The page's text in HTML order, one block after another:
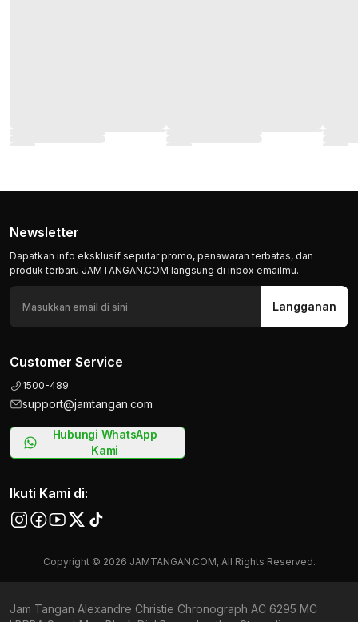
Newsletter
Dapatkan info eksklusif seputar promo, penawaran terbatas, dan
produk terbaru JAMTANGAN.COM langsung di inbox emailmu.
Langganan
Customer Service
1500-489
support@jamtangan.com
Hubungi WhatsApp
Kami
Ikuti Kami di:
Copyright © 2026 JAMTANGAN.COM, All Rights Reserved.
Jam Tangan Alexandre Christie Chronograph AC 6295 MC